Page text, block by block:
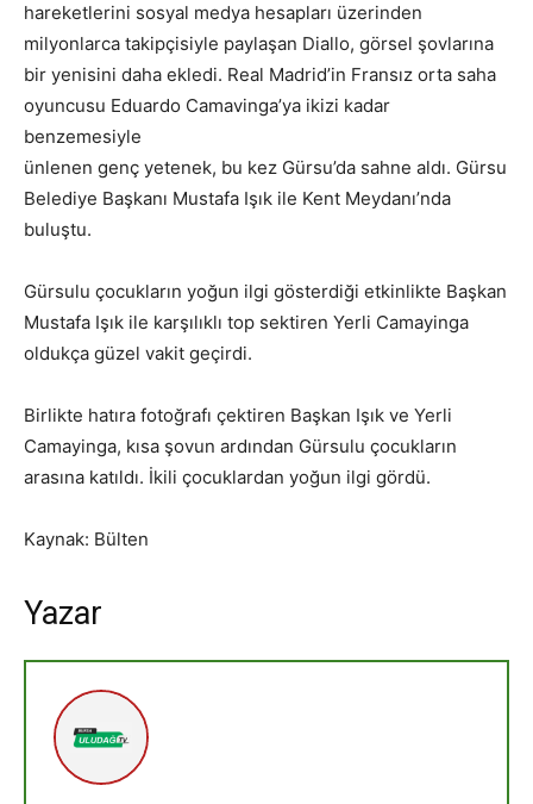
hareketlerini sosyal medya hesapları üzerinden
milyonlarca takipçisiyle paylaşan Diallo, görsel şovlarına
bir yenisini daha ekledi. Real Madrid’in Fransız orta saha
oyuncusu Eduardo Camavinga’ya ikizi kadar
benzemesiyle
ünlenen genç yetenek, bu kez Gürsu’da sahne aldı. Gürsu
Belediye Başkanı Mustafa Işık ile Kent Meydanı’nda
buluştu.
Gürsulu çocukların yoğun ilgi gösterdiği etkinlikte Başkan
Mustafa Işık ile karşılıklı top sektiren Yerli Camayinga
oldukça güzel vakit geçirdi.
Birlikte hatıra fotoğrafı çektiren Başkan Işık ve Yerli
Camayinga, kısa şovun ardından Gürsulu çocukların
arasına katıldı. İkili çocuklardan yoğun ilgi gördü.
Kaynak: Bülten
Yazar